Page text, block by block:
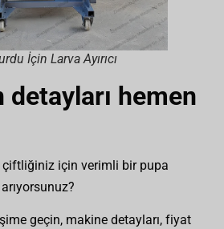
İçin Larva Ayırıcı
detayları hemen
için verimli bir pupa
geçin, makine detayları, fiyat